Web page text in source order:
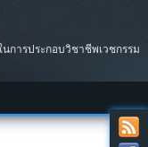
ารประกอบวิชาชีพเวชกรรม